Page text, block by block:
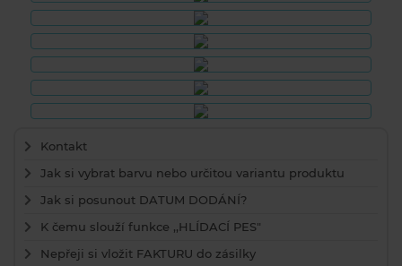
Kontakt
Jak si vybrat barvu nebo určitou variantu produktu
Jak si posunout DATUM DODÁNÍ?
K čemu slouží funkce ,,HLÍDACÍ PES"
Nepřeji si vložit FAKTURU do zásilky